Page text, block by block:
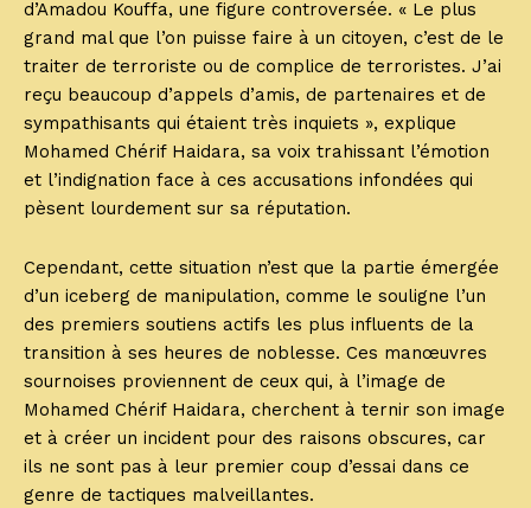
d’Amadou Kouffa, une figure controversée. « Le plus
grand mal que l’on puisse faire à un citoyen, c’est de le
traiter de terroriste ou de complice de terroristes. J’ai
reçu beaucoup d’appels d’amis, de partenaires et de
sympathisants qui étaient très inquiets », explique
Mohamed Chérif Haidara, sa voix trahissant l’émotion
et l’indignation face à ces accusations infondées qui
pèsent lourdement sur sa réputation.
Cependant, cette situation n’est que la partie émergée
d’un iceberg de manipulation, comme le souligne l’un
des premiers soutiens actifs les plus influents de la
transition à ses heures de noblesse. Ces manœuvres
sournoises proviennent de ceux qui, à l’image de
Mohamed Chérif Haidara, cherchent à ternir son image
et à créer un incident pour des raisons obscures, car
ils ne sont pas à leur premier coup d’essai dans ce
genre de tactiques malveillantes.